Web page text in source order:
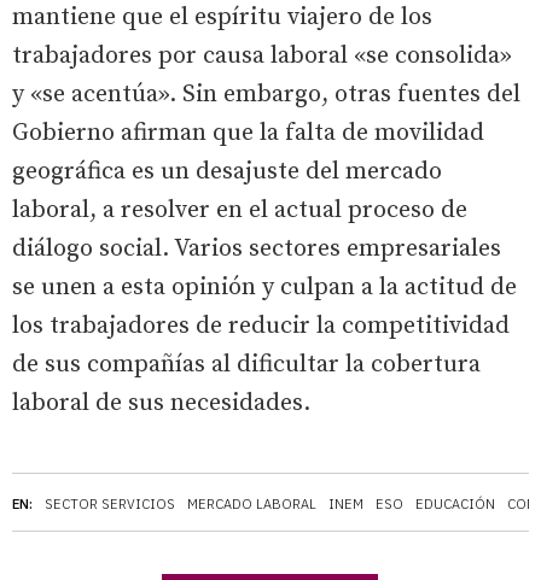
EN: SECTOR SERVICIOS MERCADO LABORAL INEM ESO EDUCACIÓN
mantiene que el espíritu viajero de los
trabajadores por causa laboral «se consolida»
y «se acentúa». Sin embargo, otras fuentes del
Gobierno afirman que la falta de movilidad
geográfica es un desajuste del mercado
laboral, a resolver en el actual proceso de
diálogo social. Varios sectores empresariales
se unen a esta opinión y culpan a la actitud de
los trabajadores de reducir la competitividad
de sus compañías al dificultar la cobertura
laboral de sus necesidades.